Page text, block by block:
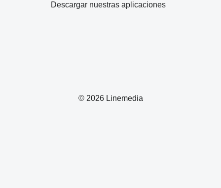
© 2026 Linemedia
Descargar nuestras aplicaciones